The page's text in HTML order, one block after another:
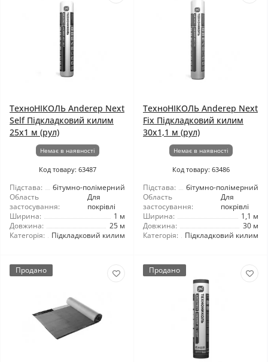
ТехноНІКОЛЬ Anderep Next
Self Підкладковий килим
25x1 м (рул)
Немає в наявності
Код товару: 63487
Підстава:
бітумно-полімерний
Область
застосування:
Для
покрівлі
Ширина:
1 м
Довжина:
25 м
Категорія:
Підкладковий килим
ТехноНІКОЛЬ Anderep Next
Fix Підкладковий килим
30x1,1 м (рул)
Немає в наявності
Код товару: 63486
Підстава:
бітумно-полімерний
Область
застосування:
Для
покрівлі
Ширина:
1,1 м
Довжина:
30 м
Категорія:
Підкладковий килим
Продано Продано